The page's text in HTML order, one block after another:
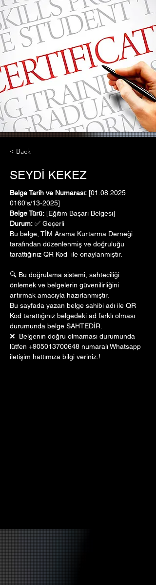
< Back
SEYDİ KEKEZ
Belge Tarih ve Numarası: [01.08.2025
0160's/13-2025]
Belge Türü: [Eğitim Başarı Belgesi]
Durum: ✅ Geçerli
Bu belge, TİM Arama Kurtarma Derneği
tarafından düzenlenmiş ve doğruluğu
tarattığınız QR Kod  ile onaylanmıştır.
🔍 Bu doğrulama sistemi, sahteciliği
önlemek ve belgelerin güvenilirliğini
artırmak amacıyla hazırlanmıştır.
Bu sayfada yazan belge sahibi adı ile QR
Kod tarattığınız belgedeki ad farklı olması
durumunda belge SAHTEDİR.
❌  Belgenin doğru olmaması durumunda
lütfen +905013700648 numaralı Whatsapp
iletişim hattımıza bilgi veriniz.!